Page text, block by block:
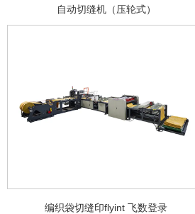
自动切缝机（压轮式）
编织袋切缝印flyint 飞数登录